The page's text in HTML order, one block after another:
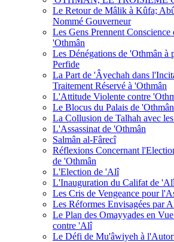
Le Retour de Mâlik à Kûfa;
Nommé Gouverneur
Les Gens Prennent Conscience
'Othmân
Les Dénégations de 'Othmân à
Perfide
La Part de 'Âyechah dans
Traitement Réservé à 'Othmân
L'Attitude Violente contre
Le Blocus du Palais de 'Othmân
La Collusion de Talhah avec
L'Assassinat de 'Othmân
Salmân al-Fârecî
Réflexions Concernant
de 'Othmân
L'Election de 'Alî
L'Inauguration du Califat de
Les Cris de Vengeance pour
Les Réformes Envisagées par
Le Plan des Omayyades en
contre 'Alî
Le Défi de Mu'âwiyeh à